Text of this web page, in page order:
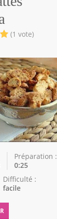
(1 vote)
Préparation :
0:25
Difficulté :
facile